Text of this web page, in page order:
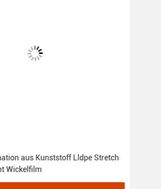
aus Kunststoff Lldpe Stretch
Wickelfilm